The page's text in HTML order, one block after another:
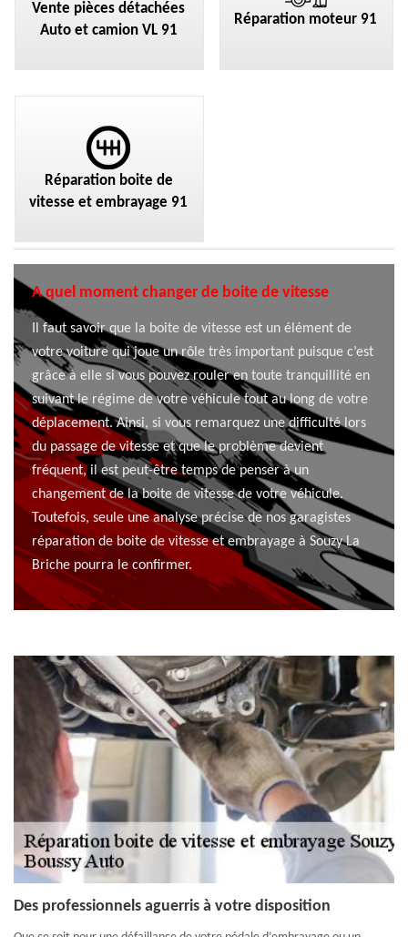
Vente pièces détachées
Auto et camion VL 91
Réparation moteur 91
Réparation boite de
vitesse et embrayage 91
A quel moment changer de boite de vitesse
Il faut savoir que la boite de vitesse est un élément de
votre voiture qui joue un rôle très important puisque c’est
grâce à elle si vous pouvez rouler en toute tranquillité en
suivant le régime de votre véhicule tout au long de votre
déplacement. Ainsi, si vous remarquez une difficulté lors
du passage de vitesse et que le problème devient
fréquent, il est peut-être temps de penser à un
changement de la boite de vitesse de votre véhicule.
Toutefois, seule une analyse précise de nos garagistes
réparation de boite de vitesse et embrayage à Souzy La
Briche pourra le confirmer.
Des professionnels aguerris à votre disposition